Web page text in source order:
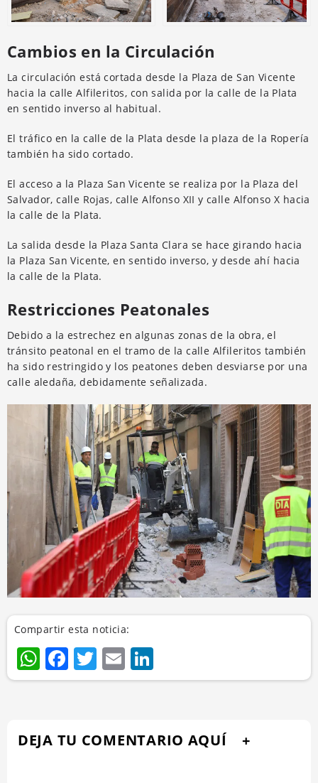
Cambios en la Circulación
La circulación está cortada desde la Plaza de San Vicente
hacia la calle Alfileritos, con salida por la calle de la Plata
en sentido inverso al habitual.
El tráfico en la calle de la Plata desde la plaza de la Ropería
también ha sido cortado.
El acceso a la Plaza San Vicente se realiza por la Plaza del
Salvador, calle Rojas, calle Alfonso XII y calle Alfonso X hacia
la calle de la Plata.
La salida desde la Plaza Santa Clara se hace girando hacia
la Plaza San Vicente, en sentido inverso, y desde ahí hacia
la calle de la Plata.
Restricciones Peatonales
Debido a la estrechez en algunas zonas de la obra, el
tránsito peatonal en el tramo de la calle Alfileritos también
ha sido restringido y los peatones deben desviarse por una
calle aledaña, debidamente señalizada.
Compartir esta noticia:
WhatsApp
Facebook
Twitter
Email
DEJA TU COMENTARIO AQUÍ